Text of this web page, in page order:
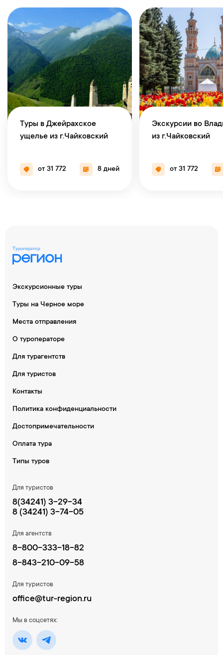
Туры в Джейрахское
ущелье из г.Чайковский
от 31 772 8 дней
Экскурсии во
из г.Чайковский
от 31 772
Экскурсионные туры
Туры на Черное море
Места отправления
О туроператоре
Для турагентств
Для туристов
Контакты
Политика конфиденциальности
Достопримечательности
Оплата тура
Типы туров
Для туристов
8(34241) 3-29-34
8 (34241) 3-74-05
Для агентств
8-800-333-18-82
8-843-210-09-58
Для туристов
office@tur-region.ru
Мы в соцсетях: